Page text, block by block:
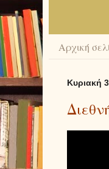
Αρχική
Κυριακή